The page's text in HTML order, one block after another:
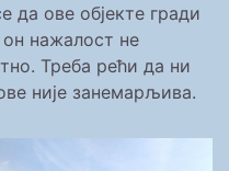
да ове објекте гради
нажалост не
Треба рећи да ни
није занемарљива.